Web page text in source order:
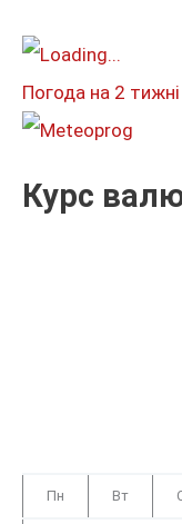
т
:
Погода на 2 тижні
Курс
Пн Вт